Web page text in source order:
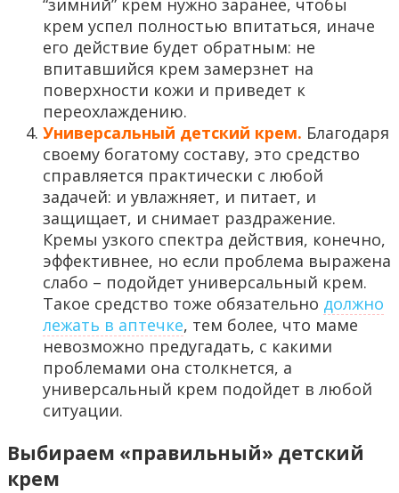
“зимний” крем нужно заранее, чтобы
крем успел полностью впитаться, иначе
его действие будет обратным: не
впитавшийся крем замерзнет на
поверхности кожи и приведет к
переохлаждению.
Универсальный детский крем. Благодаря
своему богатому составу, это средство
справляется практически с любой
задачей: и увлажняет, и питает, и
защищает, и снимает раздражение.
Кремы узкого спектра действия, конечно,
эффективнее, но если проблема выражена
слабо – подойдет универсальный крем.
Такое средство тоже обязательно должно
лежать в аптечке, тем более, что маме
невозможно предугадать, с какими
проблемами она столкнется, а
универсальный крем подойдет в любой
ситуации.
Выбираем «правильный» детский
крем